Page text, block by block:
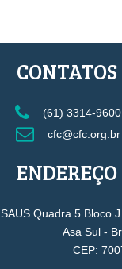
CONTATOS
(61) 3314-9600
cfc@cfc.org.br
ENDEREÇO
SAUS Quadra 5 Bloco
Asa Sul -
CEP: